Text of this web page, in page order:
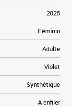
2025
Féminin
Adulte
Violet
Synthétique
A enfiler